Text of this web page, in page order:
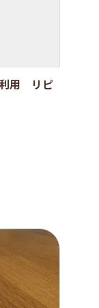
用 リピ